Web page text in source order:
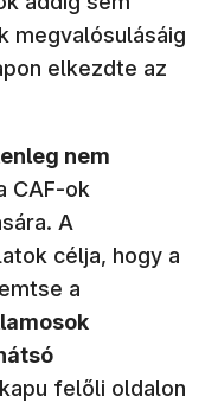
megvalósulásáig
elkezdte az
nem
CAF-ok
A
célja, hogy a
a
felőli oldalon